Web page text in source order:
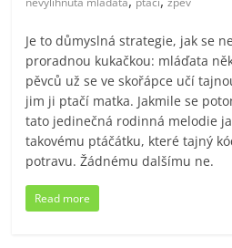
Je to důmyslná strategie, jak se
proradnou kukačkou: mláďata
pěvců už se ve skořápce učí
jim ji ptačí matka. Jakmile se
tato jedinečná rodinná melodie
takovému ptáčátku, které tajný
potravu. Žádnému dalšímu ne.
Read more